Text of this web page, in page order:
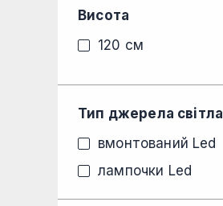
Висота
120 см
Тип джерела світла
вмонтований Led
лампочки Led